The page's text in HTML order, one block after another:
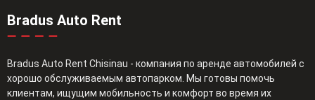
Bradus Auto Rent
Bradus Auto Rent Chisinau - компания по аренде автомобилей с
хорошо обслуживаемым автопарком. Мы готовы помочь
клиентам, ищущим мобильность и комфорт во время их